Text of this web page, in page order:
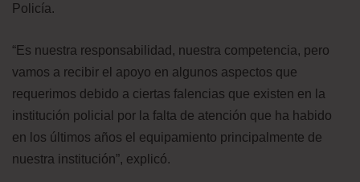
Policía.
“Es nuestra responsabilidad, nuestra competencia, pero
vamos a recibir el apoyo en algunos aspectos que
requerimos debido a ciertas falencias que existen en la
institución policial por la falta de atención que ha habido
en los últimos años el equipamiento principalmente de
nuestra institución”, explicó.